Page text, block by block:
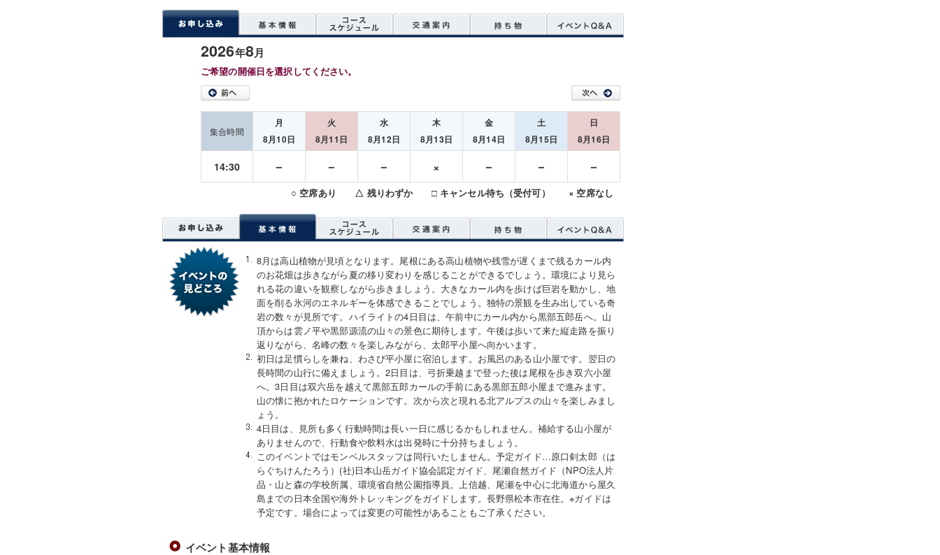
2026年8月
ご希望の開催日を選択してください。
集合時間
月
8月10日
火
8月11日
水
8月12日
木
8月13日
金
8月14日
土
8月15日
日
8月16日
14:30 － － － × － － －
○ 空席あり △ 残りわずか □ キャンセル待ち（受付可） × 空席なし
8月は高山植物が見頃となります。尾根にある高山植物や残雪が遅くまで残るカール内
のお花畑は歩きながら夏の移り変わりを感じることができるでしょう。環境により見ら
れる花の違いを観察しながら歩きましょう。大きなカール内を歩けば巨岩を動かし、地
面を削る氷河のエネルギーを体感できることでしょう。独特の景観を生み出している奇
岩の数々が見所です。ハイライトの4日目は、午前中にカール内から黒部五郎岳へ。山
頂からは雲ノ平や黒部源流の山々の景色に期待します。午後は歩いて来た縦走路を振り
返りながら、名峰の数々を楽しみながら、太郎平小屋へ向かいます。
初日は足慣らしを兼ね、わさび平小屋に宿泊します。お風呂のある山小屋です。翌日の
長時間の山行に備えましょう。2日目は、弓折乗越まで登った後は尾根を歩き双六小屋
へ。3日目は双六岳を越えて黒部五郎カールの手前にある黒部五郎小屋まで進みます。
山の懐に抱かれたロケーションです。次から次と現れる北アルプスの山々を楽しみまし
ょう。
4日目は、見所も多く行動時間は長い一日に感じるかもしれません。補給する山小屋が
ありませんので、行動食や飲料水は出発時に十分持ちましょう。
このイベントではモンベルスタッフは同行いたしません。予定ガイド…原口剣太郎（は
らぐちけんたろう）(社)日本山岳ガイド協会認定ガイド、尾瀬自然ガイド（NPO法人片
品・山と森の学校所属、環境省自然公園指導員。上信越、尾瀬を中心に北海道から屋久
島までの日本全国や海外トレッキングをガイドします。長野県松本市在住。※ガイドは
予定です。場合によっては変更の可能性があることもご了承ください。
イベント基本情報